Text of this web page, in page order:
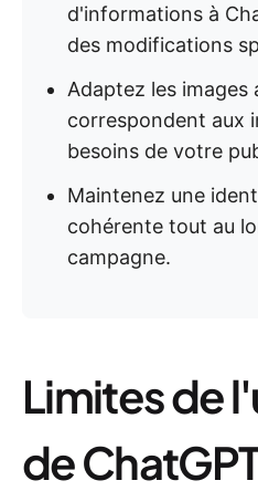
d'informations à
des modifications
Adaptez les images
correspondent aux
besoins de votre
Maintenez une
cohérente tout au
campagne.
Limites de
de